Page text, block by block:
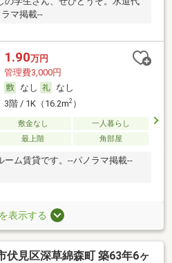
マ掲載--
1.90万円
管理費3,000円
なし
なし
3階 / 1K（16.2m2）
敷金なし
一人暮らし
最上階 角部屋
ーム賃貸です。--パノラマ掲載--
表示する
伏見区深草綿森町 築63年6ヶ